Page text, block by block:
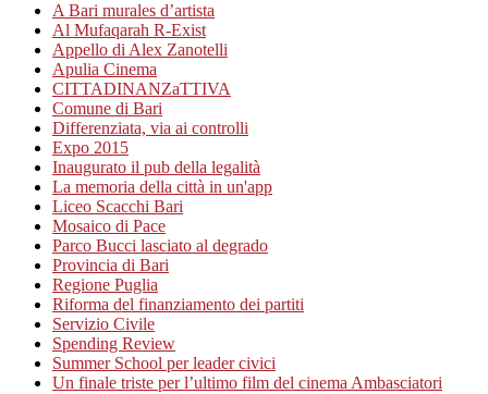
A Bari murales d’artista
Al Mufaqarah R-Exist
Appello di Alex Zanotelli
Apulia Cinema
CITTADINANZaTTIVA
Comune di Bari
Differenziata, via ai controlli
Expo 2015
Inaugurato il pub della legalità
La memoria della città in un'app
Liceo Scacchi Bari
Mosaico di Pace
Parco Bucci lasciato al degrado
Provincia di Bari
Regione Puglia
Riforma del finanziamento dei partiti
Servizio Civile
Spending Review
Summer School per leader civici
Un finale triste per l’ultimo film del cinema Ambasciatori